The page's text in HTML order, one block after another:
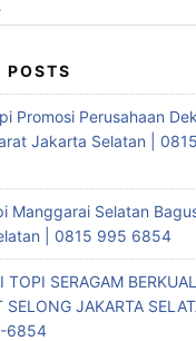
POSTS
Promosi Perusahaan
Jakarta Selatan |
Manggarai Selatan
| 0815 995 6854
TOPI SERAGAM
SELONG JAKARTA
6854